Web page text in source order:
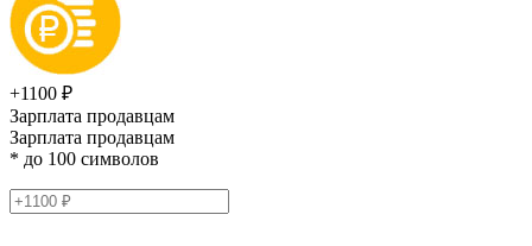
+1100 ₽
Зарплата продавцам
Зарплата продавцам
* до 100 символов